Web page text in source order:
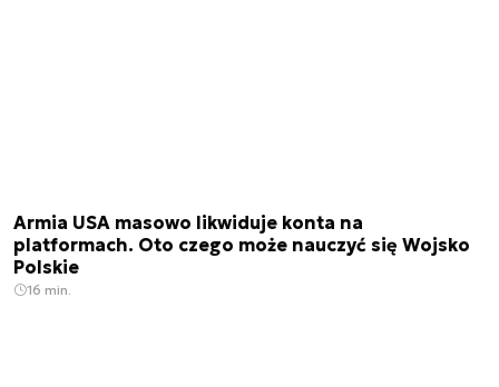
Armia USA masowo likwiduje konta na
platformach. Oto czego może nauczyć się Wojsko
Polskie
16 min.